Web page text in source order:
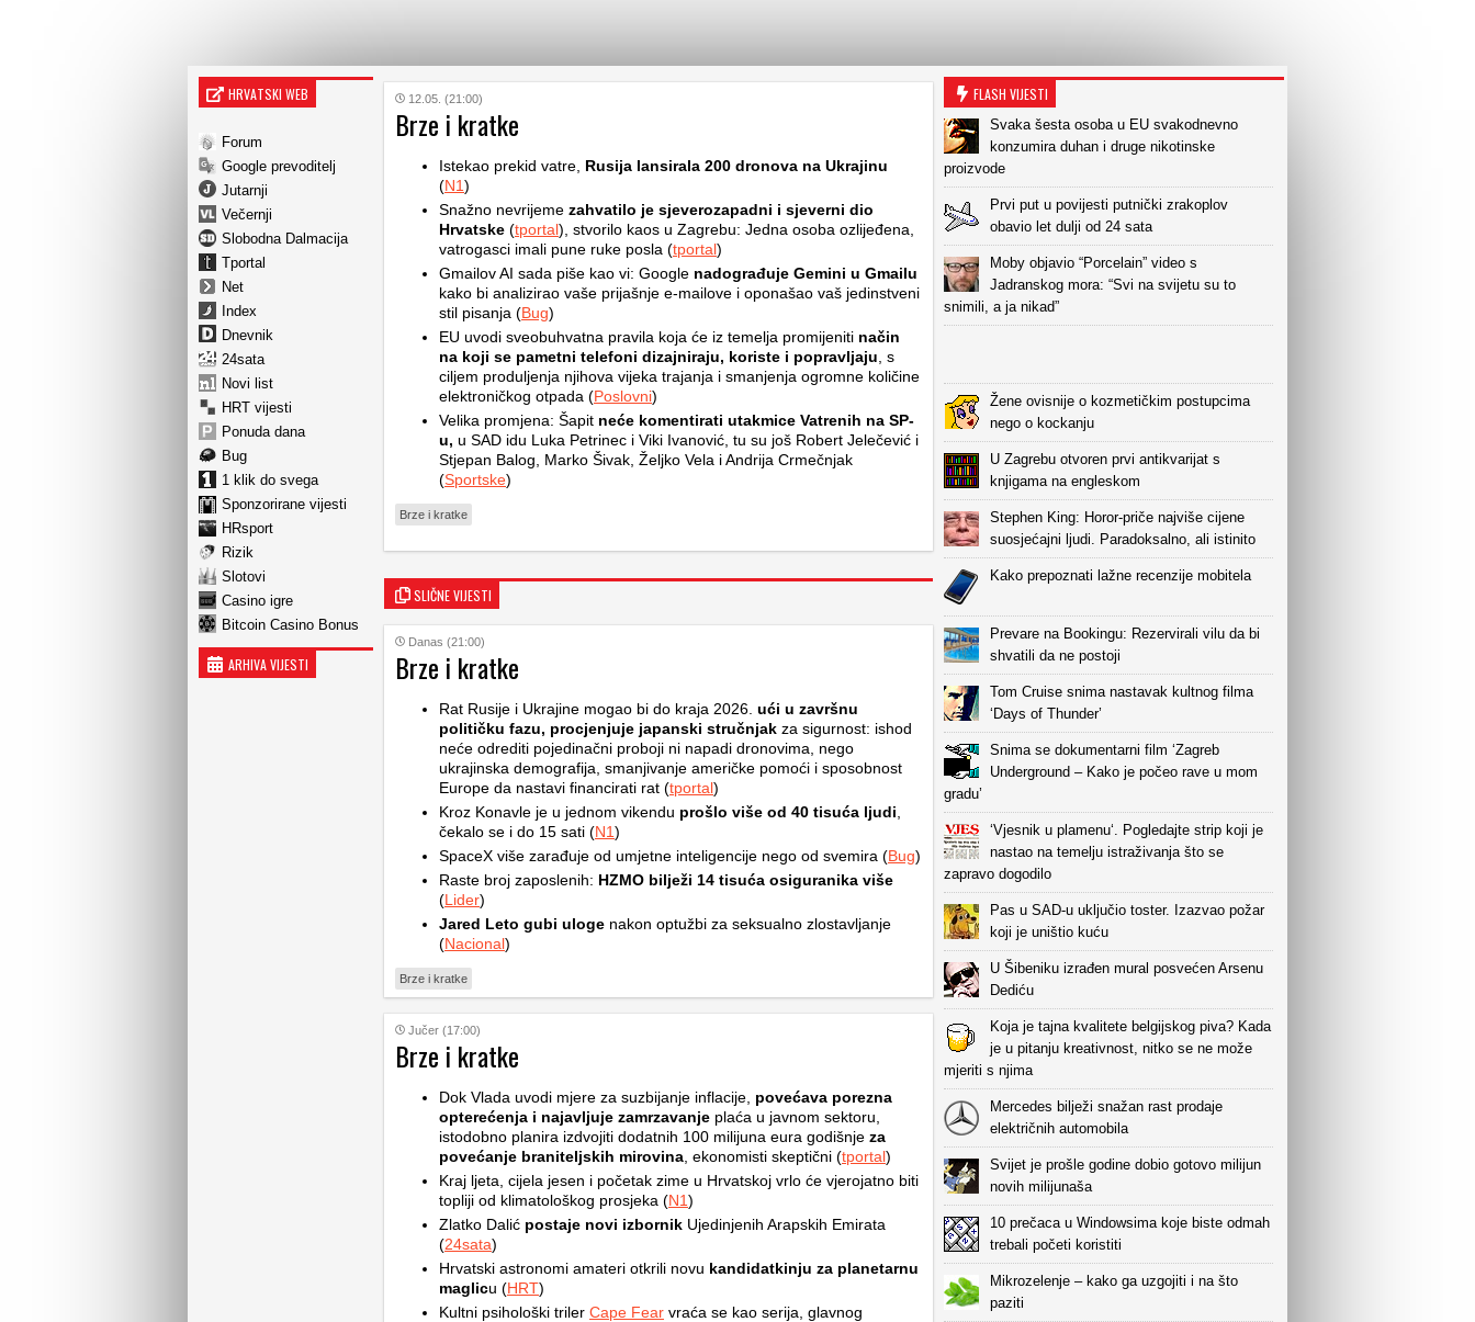
HRVATSKI WEB
Forum
Google prevoditelj
Jutarnji
Večernji
Slobodna Dalmacija
Tportal
Net
Index
Dnevnik
24sata
Novi list
HRT vijesti
Ponuda dana
Bug
1 klik do svega
Sponzorirane vijesti
HRsport
Rizik
Slotovi
Casino igre
Bitcoin Casino Bonus
ARHIVA VIJESTI
12.05. (21:00)
Brze i kratke
Istekao prekid vatre, Rusija lansirala 200 dronova na Ukrajinu
(N1)
Snažno nevrijeme zahvatilo je sjeverozapadni i sjeverni dio
Hrvatske (tportal), stvorilo kaos u Zagrebu: Jedna osoba ozlijeđena,
vatrogasci imali pune ruke posla (tportal)
Gmailov AI sada piše kao vi: Google nadograđuje Gemini u Gmailu
kako bi analizirao vaše prijašnje e-mailove i oponašao vaš jedinstveni
stil pisanja (Bug)
EU uvodi sveobuhvatna pravila koja će iz temelja promijeniti način
na koji se pametni telefoni dizajniraju, koriste i popravljaju , s
ciljem produljenja njihova vijeka trajanja i smanjenja ogromne količine
elektroničkog otpada (Poslovni)
Velika promjena: Šapit neće komentirati utakmice Vatrenih na SP-
u, u SAD idu Luka Petrinec i Viki Ivanović, tu su još Robert Jelečević i
Stjepan Balog, Marko Šivak, Željko Vela i Andrija Crmečnjak
(Sportske)
Brze i kratke
SLIČNE VIJESTI
Danas (21:00)
Brze i kratke
Rat Rusije i Ukrajine mogao bi do kraja 2026. ući u završnu
političku fazu, procjenjuje japanski stručnjak za sigurnost: ishod
neće odrediti pojedinačni proboji ni napadi dronovima, nego
ukrajinska demografija, smanjivanje američke pomoći i sposobnost
Europe da nastavi financirati rat (tportal)
Kroz Konavle je u jednom vikendu prošlo više od 40 tisuća ljudi
čekalo se i do 15 sati (N1)
SpaceX više zarađuje od umjetne inteligencije nego od svemira (Bug)
Raste broj zaposlenih: HZMO bilježi 14 tisuća osiguranika više
(Lider)
Jared Leto gubi uloge nakon optužbi za seksualno zlostavljanje
(Nacional)
Brze i kratke
Jučer (17:00)
Brze i kratke
Dok Vlada uvodi mjere za suzbijanje inflacije, povećava porezna
opterećenja i najavljuje zamrzavanje plaća u javnom sektoru,
istodobno planira izdvojiti dodatnih 100 milijuna eura godišnje za
povećanje braniteljskih mirovina , ekonomisti skeptični (tportal)
Kraj ljeta, cijela jesen i početak zime u Hrvatskoj vrlo će vjerojatno biti
topliji od klimatološkog prosjeka (N1)
Zlatko Dalić postaje novi izbornik Ujedinjenih Arapskih Emirata
(24sata)
Hrvatski astronomi amateri otkrili novu kandidatkinju za planetarnu
maglicu (HRT)
Kultni psihološki triler Cape Fear vraća se kao serija, glavnog
FLASH VIJESTI
Svaka šesta osoba u EU svakodnevno
konzumira duhan i druge nikotinske
proizvode
Prvi put u povijesti putnički zrakoplov
obavio let dulji od 24 sata
Moby objavio “Porcelain” video s
Jadranskog mora: “Svi na svijetu su to
snimili, a ja nikad”
Žene ovisnije o kozmetičkim postupcima
nego o kockanju
U Zagrebu otvoren prvi antikvarijat s
knjigama na engleskom
Stephen King: Horor-priče najviše cijene
suosjećajni ljudi. Paradoksalno, ali istinito
Kako prepoznati lažne recenzije mobitela
Prevare na Bookingu: Rezervirali vilu da bi
shvatili da ne postoji
Tom Cruise snima nastavak kultnog filma
‘Days of Thunder’
Snima se dokumentarni film ‘Zagreb
Underground – Kako je počeo rave u mom
gradu’
‘Vjesnik u plamenu‘. Pogledajte strip koji je
nastao na temelju istraživanja što se
zapravo dogodilo
Pas u SAD-u uključio toster. Izazvao požar
koji je uništio kuću
U Šibeniku izrađen mural posvećen Arsenu
Dediću
Koja je tajna kvalitete belgijskog piva? Kada
je u pitanju kreativnost, nitko se ne može
mjeriti s njima
Mercedes bilježi snažan rast prodaje
električnih automobila
Svijet je prošle godine dobio gotovo milijun
novih milijunaša
10 prečaca u Windowsima koje biste odmah
trebali početi koristiti
Mikrozelenje – kako ga uzgojiti i na što
paziti